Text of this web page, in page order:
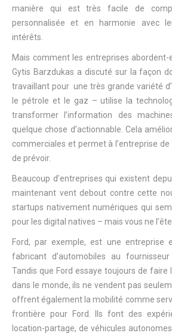
manière qui est très facile de
personnalisée et en harmonie avec
intérêts.
Mais comment les entreprises abordent-
Gytis Barzdukas a discuté sur la façon
travaillant pour une très grande variété
le pétrole et le gaz – utilise la
transformer l’information des
quelque chose d’actionnable. Cela
commerciales et permet à l’entreprise de
de prévoir.
Beaucoup d’entreprises qui existent
maintenant vent debout contre cette
startups nativement numériques qui
pour les digital natives – mais vous ne
Ford, par exemple, est une entreprise
fabricant d’automobiles au
Tandis que Ford essaye toujours de faire
dans le monde, ils ne vendent pas
offrent également la mobilité comme
frontière pour Ford. Ils font des
location-partage, de véhicules